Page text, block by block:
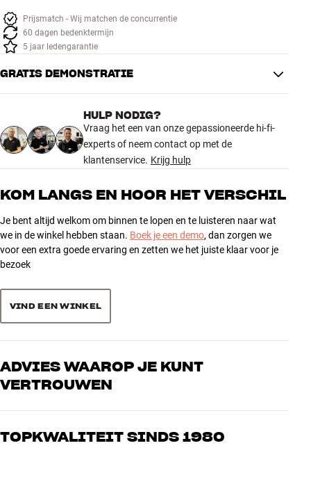
Accessoires
INSPIRATIE
MERKEN
NIEUW
Winkels
Klantenservice
Inloggen
Klantenservice
Prijsmatch - Wij matchen de concurrentie
60 dagen bedenktermijn
5 jaar ledengarantie
GRATIS DEMONSTRATIE
HULP NODIG?
Vraag het een van onze gepassioneerde hi-fi-
experts of neem contact op met de
klantenservice. Krijg hulp
KOM LANGS EN HOOR HET VERSCHIL
Je bent altijd welkom om binnen te lopen en te luisteren naar wat
we in de winkel hebben staan. Boek je een demo, dan zorgen we
voor een extra goede ervaring en zetten we het juiste klaar voor je
bezoek
VIND EEN WINKEL
ADVIES WAAROP JE KUNT
VERTROUWEN
Onze medewerkers zijn echte liefhebbers die de producten door en
muziek als home cinema. Vertel ons wat je zoekt, dan vinden we
TOPKWALITEIT SINDS 1980